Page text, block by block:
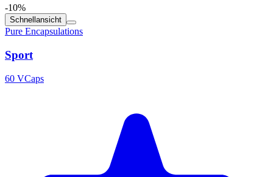
-10%
Schnellansicht
Pure Encapsulations
Sport
60 VCaps